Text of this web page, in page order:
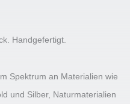
Handgefertigt.
Spektrum an Materialien wie
und Silber, Naturmaterialien